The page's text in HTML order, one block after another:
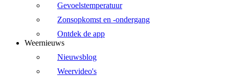
Gevoelstemperatuur
Zonsopkomst en -ondergang
Ontdek de app
Weernieuws
Nieuwsblog
Weervideo's